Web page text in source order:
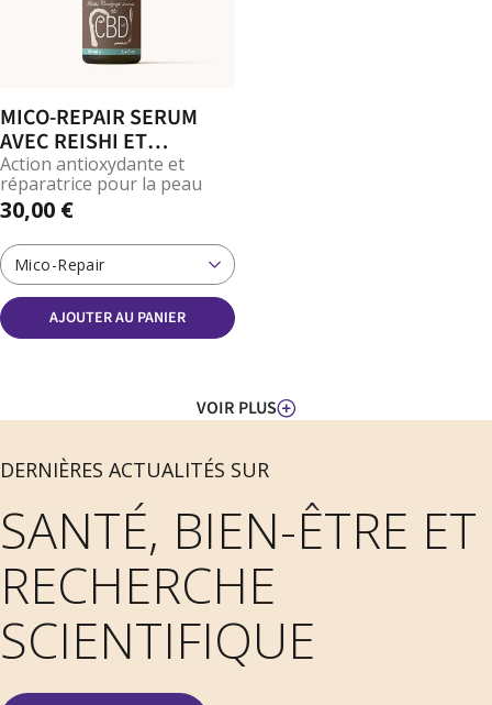
MICO-REPAIR SERUM
AVEC REISHI ET
CORDYCEPS
Action antioxydante et
réparatrice pour la peau
30,00 €
Mico-Repair
AJOUTER AU PANIER
VOIR PLUS
DERNIÈRES ACTUALITÉS SUR
SANTÉ, BIEN-ÊTRE ET
RECHERCHE
SCIENTIFIQUE